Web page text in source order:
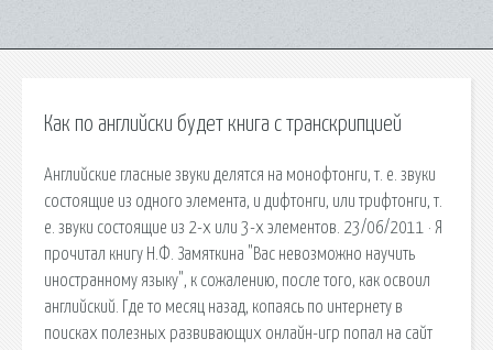
Как по английски будет книга с транскрипцией
Английские гласные звуки делятся на монофтонги, т. е. звуки
состоящие из одного элемента, и дифтонги, или трифтонги, т.
е. звуки состоящие из 2-х или 3-х элементов. 23/06/2011 · Я
прочитал книгу Н.Ф. Замяткина "Вас невозможно научить
иностранному языку", к сожалению, после того, как освоил
английский. Где то месяц назад, копаясь по интернету в
поисках полезных развивающих онлайн-игр попал на сайт